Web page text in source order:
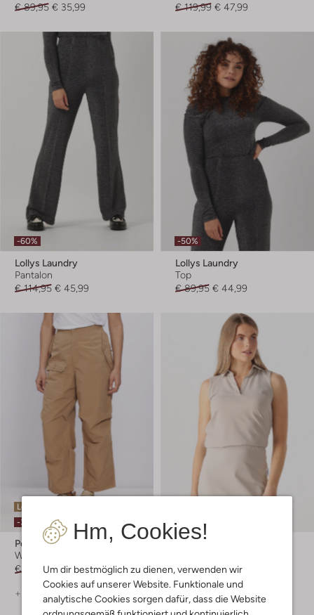
Hm, Cookies!
Um dir bestmöglich zu dienen, verwenden wir
Cookies auf unserer Website. Funktionale und
analytische Cookies sorgen dafür, dass die Website
€ 89,95 € 35,99
€ 119,99 € 47,99
-60%
Lollys Laundry
Pantalon
€ 114,95 € 45,99
-50%
Lollys Laundry
Top
€ 89,95 € 44,99
Letzter Artikel
-30%
Penn & Ink
Weite Hose
€ 169,99 € 118,99
+ mehr farben
€ 79,99 € 39,99
+ mehr farben